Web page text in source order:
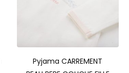
Pyjama CARREMENT